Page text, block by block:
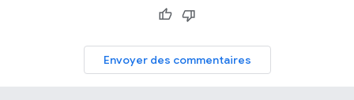
Envoyer des commentaires